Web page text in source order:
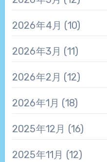
2026年4月 (10)
2026年3月 (11)
2026年2月 (12)
2026年1月 (18)
2025年12月 (16)
2025年11月 (12)